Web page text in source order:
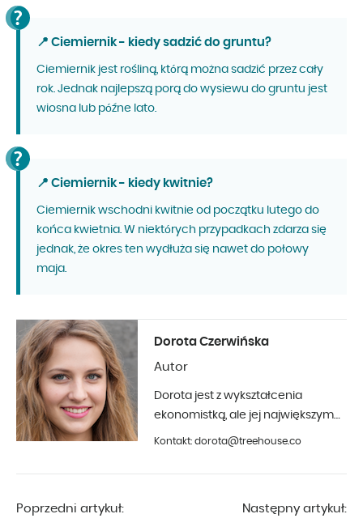
📍 Ciemiernik - kiedy sadzić do gruntu?
Ciemiernik jest rośliną, którą można sadzić przez cały
rok. Jednak najlepszą porą do wysiewu do gruntu jest
wiosna lub późne lato.
📍 Ciemiernik - kiedy kwitnie?
Ciemiernik wschodni kwitnie od początku lutego do
końca kwietnia. W niektórych przypadkach zdarza się
jednak, że okres ten wydłuża się nawet do połowy
maja.
Dorota Czerwińska
Autor
Dorota jest z wykształcenia
ekonomistką, ale jej największym
hobby jest fotografia i aranżacja
od początku 2019 roku.
Kontakt: dorota@treehouse.co
Poprzedni artykuł: Następny artykuł: